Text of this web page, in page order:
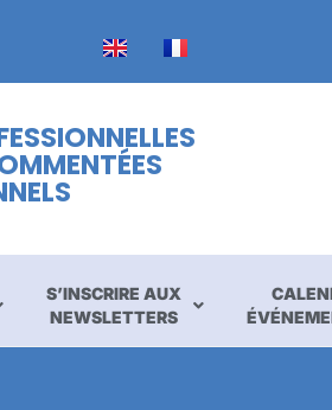
S’INSCRIRE AUX
NEWSLETTERS